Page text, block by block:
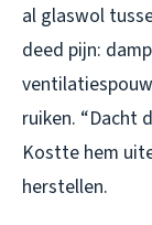
al glaswol
deed pijn:
ruiken. “Dacht
Kostte hem
herstellen.